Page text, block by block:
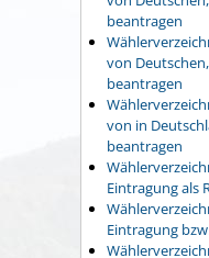
beantragen
von
beantragen
von in
beantragen
Eintragung als
Eintragung